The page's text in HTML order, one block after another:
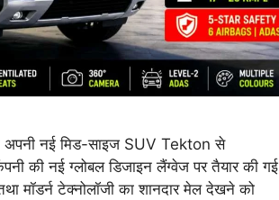
नई मिड-साइज SUV Tekton से
की नई ग्लोबल डिजाइन लैंग्वेज पर तैयार की गई
मॉडर्न टेक्नोलॉजी का शानदार मेल देखने को